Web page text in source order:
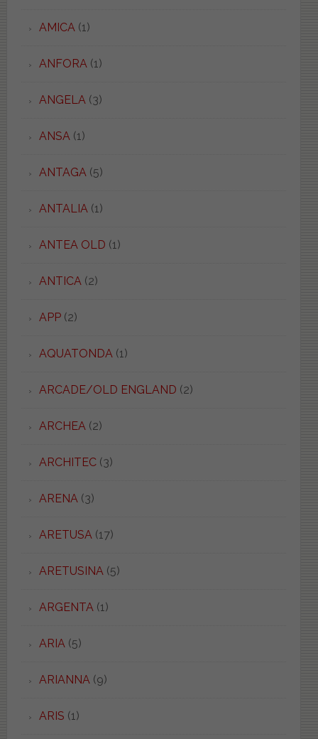
AMICA(1)
ANFORA(1)
ANGELA(3)
ANSA(1)
ANTAGA(5)
ANTALIA(1)
ANTEA OLD (1)
ANTICA(2)
APP(2)
AQUATONDA(1)
ARCADE/OLD ENGLAND (2)
ARCHEA(2)
ARCHITEC(3)
ARENA(3)
ARETUSA(17)
ARETUSINA(5)
ARGENTA(1)
ARIA(5)
ARIANNA(9)
ARIS (1)